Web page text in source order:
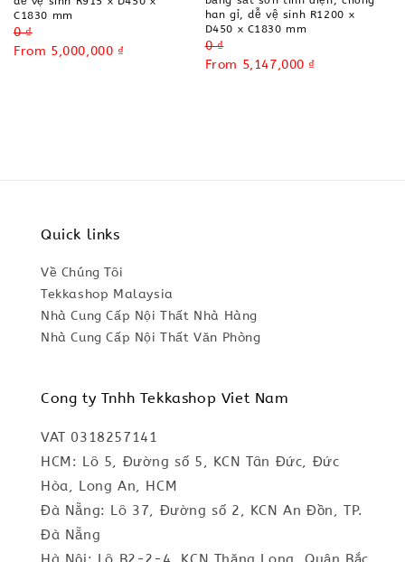
C1830 mm
Regular
price
0 ₫
Sale
From 5,000,000 ₫
han gỉ, dễ vệ sinh R1200 x
D450 x C1830 mm
Regular
price
0 ₫
Sale
From 5,147,000 ₫
Quick links
Về Chúng Tôi
Tekkashop Malaysia
Nhà Cung Cấp Nội Thất Nhà Hàng
Nhà Cung Cấp Nội Thất Văn Phòng
Cong ty Tnhh Tekkashop Viet Nam
VAT 0318257141
HCM: Lô 5, Đường số 5, KCN Tân Đức, Đức
Hòa, Long An, HCM
Đà Nẵng: Lô 37, Đường số 2, KCN An Đồn, TP.
Đà Nẵng